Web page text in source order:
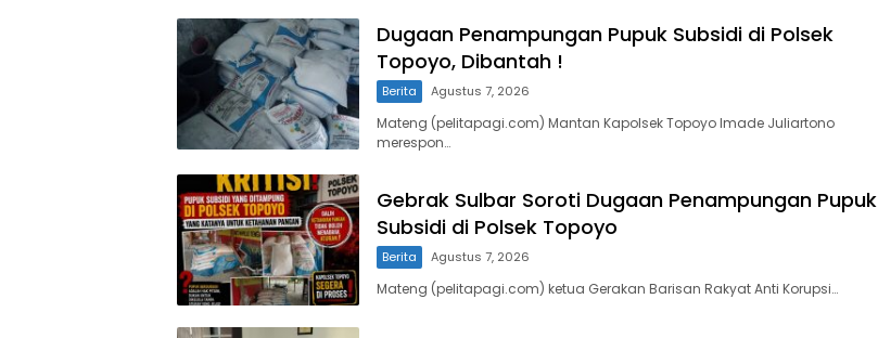
Dugaan Penampungan Pupuk Subsidi di Polsek
Topoyo, Dibantah !
Berita Agustus 7, 2026
Mateng (pelitapagi.com) Mantan Kapolsek Topoyo Imade Juliartono
merespon…
Gebrak Sulbar Soroti Dugaan Penampungan Pupuk
Subsidi di Polsek Topoyo
Berita Agustus 7, 2026
Mateng (pelitapagi.com) ketua Gerakan Barisan Rakyat Anti Korupsi…